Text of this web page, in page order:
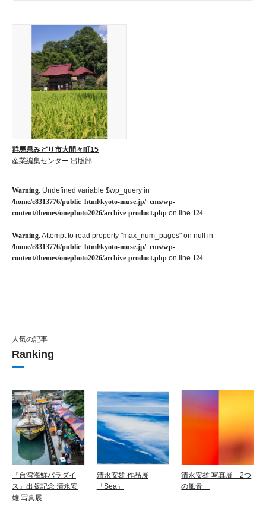
群馬県みどり市大間々町15
産業編集センター 出版部
Warning: Undefined variable $wp_query in
/home/c8313776/public_html/kyoto-muse.jp/_cms/wp-
content/themes/onephoto2026/archive-product.php on line 124
Warning: Attempt to read property "max_num_pages" on null in
/home/c8313776/public_html/kyoto-muse.jp/_cms/wp-
content/themes/onephoto2026/archive-product.php on line 124
人気の記事
Ranking
『台湾海鮮パラダイ
ス』出版記念 清永安
雄 写真展
清永安雄 作品展
「Sea」
清永安雄 写真展「2つ
の風景」